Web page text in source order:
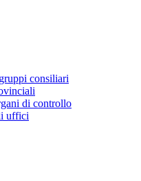
consiliari
di controllo
uffici